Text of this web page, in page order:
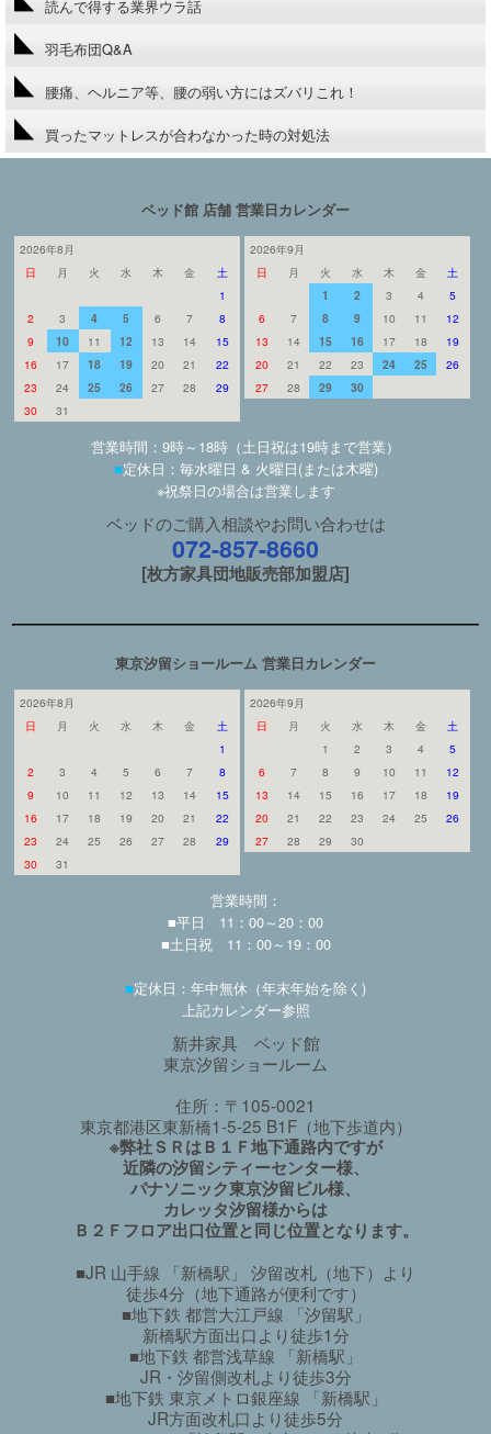
読んで得する業界ウラ話
羽毛布団Q&A
腰痛、ヘルニア等、腰の弱い方にはズバリこれ！
買ったマットレスが合わなかった時の対処法
ベッド館 店舗 営業日カレンダー
2026年8月
日
月 火 水 木 金
土
1
2
3 4 5 6 7
8
9
10 11 12 13 14
15
16
17 18 19 20 21
22
23
24 25 26 27 28
29
30
31
2026年9月
日
月 火 水 木 金
土
1
2 3 4
5
6
7 8 9 10 11
12
13
14 15 16 17 18
19
20
21 22 23 24 25
26
27
28 29 30
営業時間：9時～18時（土日祝は19時まで営業）
■定休日：毎水曜日 & 火曜日(または木曜)
※祝祭日の場合は営業します
ベッドのご購入相談やお問い合わせは
072-857-8660
[枚方家具団地販売部加盟店]
東京汐留ショールーム 営業日カレンダー
2026年8月
日
月 火 水 木 金
土
1
2
3 4 5 6 7
8
9
10 11 12 13 14
15
16
17 18 19 20 21
22
23
24 25 26 27 28
29
30
31
2026年9月
日
月 火 水 木 金
土
1
2 3 4
5
6
7 8 9 10 11
12
13
14 15 16 17 18
19
20
21 22 23 24 25
26
27
28 29 30
営業時間：
■平日 11：00～20：00
■土日祝 11：00～19：00
■定休日：年中無休（年末年始を除く)
上記カレンダー参照
新井家具 ベッド館
東京汐留ショールーム
住所：〒105-0021
東京都港区東新橋1-5-25 B1F（地下歩道内）
※弊社ＳＲはＢ１Ｆ地下通路内ですが
近隣の汐留シティーセンター様、
パナソニック東京汐留ビル様、
カレッタ汐留様からは
Ｂ２Ｆフロア出口位置と同じ位置となります。
■JR 山手線 「新橋駅」 汐留改札（地下）より
徒歩4分（地下通路が便利です）
■地下鉄 都営大江戸線 「汐留駅」
新橋駅方面出口より徒歩1分
■地下鉄 都営浅草線 「新橋駅」
JR・汐留側改札より徒歩3分
■地下鉄 東京メトロ銀座線 「新橋駅」
JR方面改札口より徒歩5分